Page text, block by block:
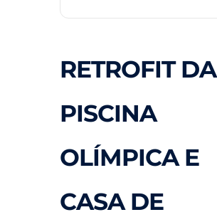
RETROFIT DA
PISCINA
OLÍMPICA E
CASA DE